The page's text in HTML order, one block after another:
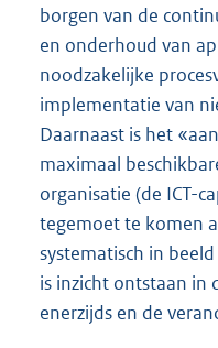
borgen van de
en onderhoud van
noodzakelijke
implementatie van
Daarnaast is het
maximaal
organisatie (de ICT-
tegemoet te komen
systematisch in
is inzicht ontstaan in
enerzijds en de